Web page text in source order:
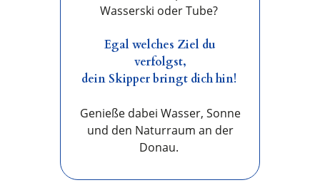
Wasserski oder Tube?
Egal welches Ziel du
verfolgst,
dein Skipper bringt dich hin!
Genieße dabei Wasser, Sonne
und den Naturraum an der
Donau.